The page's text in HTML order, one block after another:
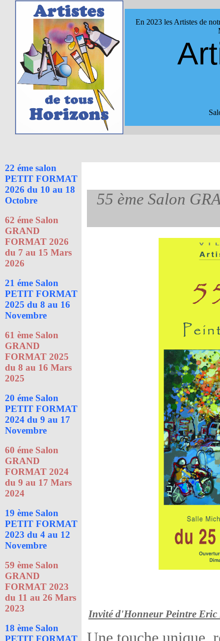
En 2023 les Artistes de
22 éme salon
PETIT FORMAT
2026 du 10 au 18
Octobre
62 éme Salon
GRAND
FORMAT 2026
du 7 au 15 Mars
2026
21 éme Salon
PETIT FORMAT
2025 du 8 au 16
Novembre
61 ème Salon
GRAND
FORMAT 2025
du 8 au 16 Mars
2025
20 éme Salon
PETIT FORMAT
2024 du 9 au 17
Novembre
60 éme Salon
GRAND
FORMAT 2024
du 9 au 17 Mars
2024
19 ème Salon
PETIT FORMAT
2023 du 4 au 12
Novembre
59 ème Salon
GRAND
FORMAT 2023
du 11 au 26 Mars
2023
18 ème Salon
PETIT FORMAT
55 ème Salon
Invité d'Honneur Peintre